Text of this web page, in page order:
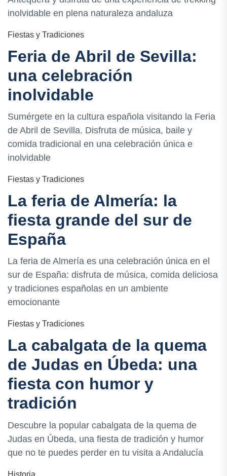
inolvidable en plena naturaleza andaluza
Fiestas y Tradiciones
Feria de Abril de Sevilla:
una celebración
inolvidable
Sumérgete en la cultura española visitando la Feria
de Abril de Sevilla. Disfruta de música, baile y
comida tradicional en una celebración única e
inolvidable
Fiestas y Tradiciones
La feria de Almería: la
fiesta grande del sur de
España
La feria de Almería es una celebración única en el
sur de España: disfruta de música, comida deliciosa
y tradiciones españolas en un ambiente
emocionante
Fiestas y Tradiciones
La cabalgata de la quema
de Judas en Úbeda: una
fiesta con humor y
tradición
Descubre la popular cabalgata de la quema de
Judas en Úbeda, una fiesta de tradición y humor
que no te puedes perder en tu visita a Andalucía
Historia